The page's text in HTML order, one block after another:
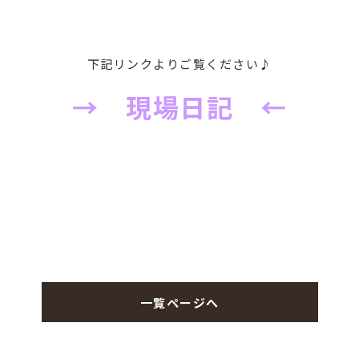
下記リンクよりご覧ください♪
→ 現場日記 ←
一覧ページへ